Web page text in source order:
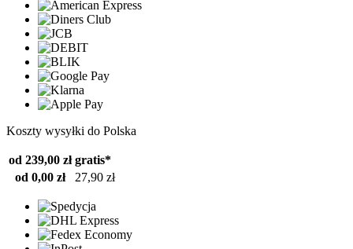
Koszty wysyłki do Polska
od 239,00 zł gratis*
od 0,00 zł
27,90 zł